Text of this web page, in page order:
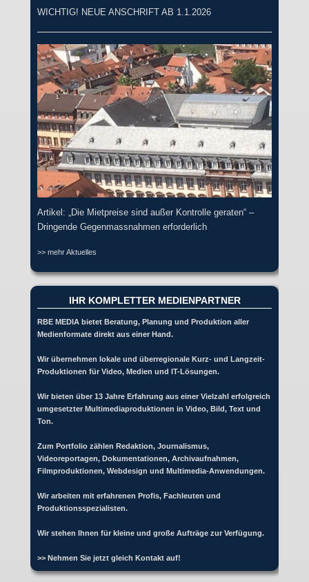
WICHTIG! NEUE ANSCHRIFT AB 1.1.2026
Artikel: „Die Mietpreise sind außer Kontrolle geraten“ –
Dringende Gegenmassnahmen erforderlich
>> mehr Aktuelles
IHR KOMPLETTER MEDIENPARTNER
RBE MEDIA bietet Beratung, Planung und Produktion aller
Medienformate direkt aus einer Hand.
Wir übernehmen lokale und überregionale Kurz- und Langzeit-
Produktionen für Video, Medien und IT-Lösungen.
Wir bieten über 13 Jahre Erfahrung aus einer Vielzahl erfolgreich
umgesetzter Multimediaproduktionen in Video, Bild, Text und
Ton.
Zum Portfolio zählen Redaktion, Journalismus,
Videoreportagen, Dokumentationen, Archivaufnahmen,
Filmproduktionen, Webdesign und Multimedia-Anwendungen.
Wir arbeiten mit erfahrenen Profis, Fachleuten und
Produktionsspezialisten.
Wir stehen Ihnen für kleine und große Aufträge zur Verfügung.
>> Nehmen Sie jetzt gleich Kontakt auf!